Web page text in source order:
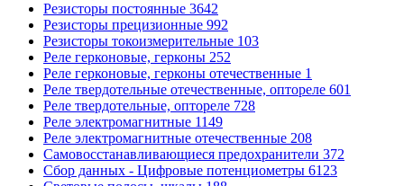
Резисторы постоянные 3642
Резисторы прецизионные 992
Резисторы токоизмерительные 103
Реле герконовые, герконы 252
Реле герконовые, герконы отечественные 1
Реле твердотельные отечественные, оптореле 601
Реле твердотельные, оптореле 728
Реле электромагнитные 1149
Реле электромагнитные отечественные 208
Самовосстанавливающиеся предохранители 372
Сбор данных - Цифровые потенциометры 6123